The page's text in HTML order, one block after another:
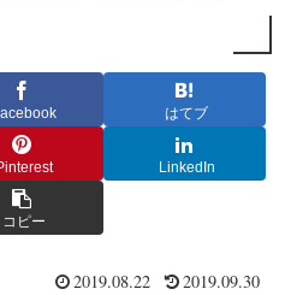
はてブ
LinkedIn
コピー
2019.08.22 2019.09.30